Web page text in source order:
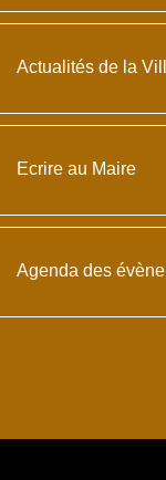
Actualités de la
Ecrire au Maire
Agenda des